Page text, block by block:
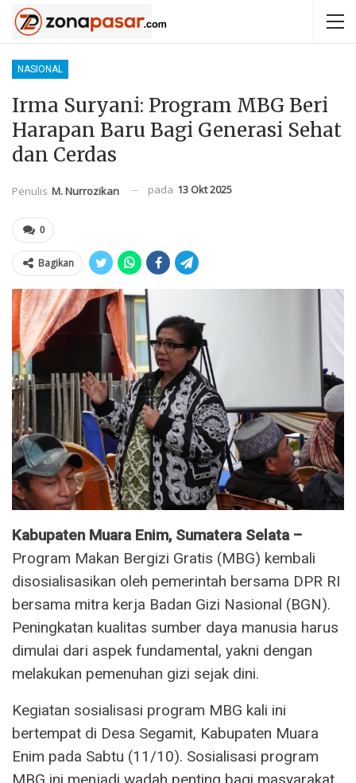
NASIONAL
Irma Suryani: Program MBG Beri
Harapan Baru Bagi Generasi Sehat
dan Cerdas
Penulis M. Nurrozikan pada 13 Okt 2025
0
Bagikan
Kabupaten Muara Enim, Sumatera Selata –
Program Makan Bergizi Gratis (MBG) kembali
disosialisasikan oleh pemerintah bersama DPR RI
bersama mitra kerja Badan Gizi Nasional (BGN).
Peningkatan kualitas sumber daya manusia harus
dimulai dari aspek fundamental, yakni dengan
melakukan pemenuhan gizi sejak dini.
Kegiatan sosialisasi program MBG kali ini
bertempat di Desa Segamit, Kabupaten Muara
Enim pada Sabtu (11/10). Sosialisasi program
MBG ini menjadi wadah penting bagi masyarakat